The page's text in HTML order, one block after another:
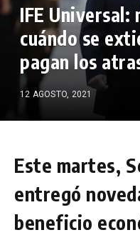
IFE Universal:
cuándo se
pagan los
12 AGOSTO, 2021
Este martes,
entregó
beneficio